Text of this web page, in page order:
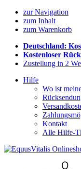
zur Navigation
zum Inhalt
zum Warenkorb
Deutschland:
Kostenloser
Zustellung in 2
Hilfe
Wo ist
Kontakt
Alle Hilfe-